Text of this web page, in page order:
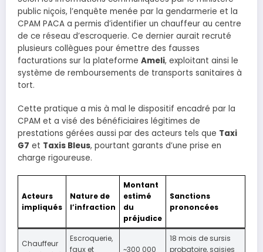
public niçois, l’enquête menée par la gendarmerie et la
CPAM PACA a permis d’identifier un chauffeur au centre
de ce réseau d’escroquerie. Ce dernier aurait recruté
plusieurs collègues pour émettre des fausses
facturations sur la plateforme Ameli, exploitant ainsi le
système de remboursements de transports sanitaires à
tort.
Cette pratique a mis à mal le dispositif encadré par la
CPAM et a visé des bénéficiaires légitimes de
prestations gérées aussi par des acteurs tels que Taxi
G7 et Taxis Bleus, pourtant garants d’une prise en
charge rigoureuse.
Acteurs
impliqués
Nature de
l’infraction
Montant
estimé
du
préjudice
Sanctions
prononcées
Chauffeur
Escroquerie,
faux et
~300 000
18 mois de sursis
probatoire, saisies